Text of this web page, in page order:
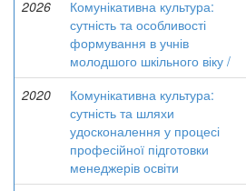
2026
Комунікативна культура:
сутність та особливості
формування в учнів
молодшого шкільного віку /
2020
Комунікативна культура:
сутність та шляхи
удосконалення у процесі
професійної підготовки
менеджерів освіти